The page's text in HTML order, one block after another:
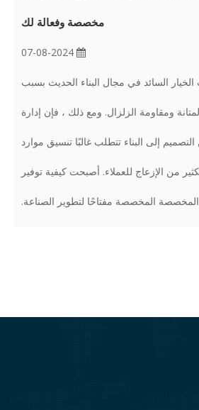
مخصصة وفعالة لك
السائد في مجال البناء الحديث بسبب
ومقاومة الزلزال. ومع ذلك ، فإن إدارة
إلى البناء تتطلب غالبًا تنسيق موارد
من الإزعاج للعملاء. أصبحت كيفية توفير
المخصصة المخصصة مفتاحًا لتطوير الصناعة.